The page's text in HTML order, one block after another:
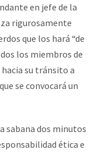
en jefe de la
rigurosamente
que los hará “de
los miembros de
su tránsito a
se convocará un
sabana dos minutos
ética e